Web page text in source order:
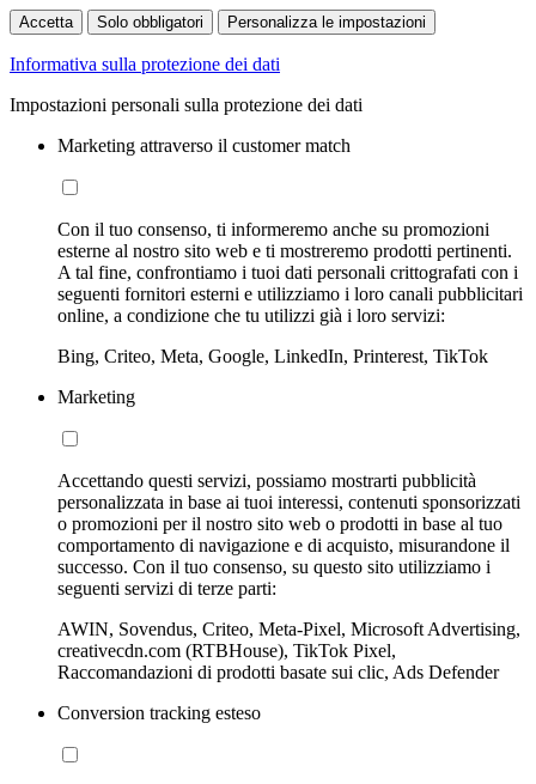
Accetta Solo obbligatori Personalizza le impostazioni
Informativa sulla protezione dei dati
Impostazioni personali sulla protezione dei dati
Marketing attraverso il customer match
Con il tuo consenso, ti informeremo anche su promozioni
esterne al nostro sito web e ti mostreremo prodotti pertinenti.
A tal fine, confrontiamo i tuoi dati personali crittografati con i
seguenti fornitori esterni e utilizziamo i loro canali pubblicitari
online, a condizione che tu utilizzi già i loro servizi:
Bing, Criteo, Meta, Google, LinkedIn, Printerest, TikTok
Marketing
Accettando questi servizi, possiamo mostrarti pubblicità
personalizzata in base ai tuoi interessi, contenuti sponsorizzati
o promozioni per il nostro sito web o prodotti in base al tuo
comportamento di navigazione e di acquisto, misurandone il
successo. Con il tuo consenso, su questo sito utilizziamo i
seguenti servizi di terze parti:
AWIN, Sovendus, Criteo, Meta-Pixel, Microsoft Advertising,
creativecdn.com (RTBHouse), TikTok Pixel,
Raccomandazioni di prodotti basate sui clic, Ads Defender
Conversion tracking esteso